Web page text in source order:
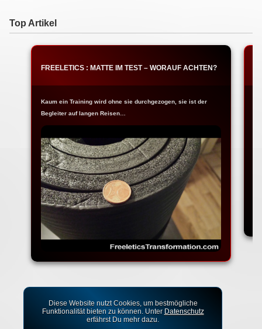
Top Artikel
FREELETICS : MATTE IM TEST – WORAUF ACHTEN?
Kaum ein Training wird ohne sie durchgezogen, sie ist der
Begleiter auf langen Reisen…
Diese Website nutzt Cookies, um bestmögliche
Funktionalität bieten zu können. Unter Datenschutz
erfährst Du mehr dazu.